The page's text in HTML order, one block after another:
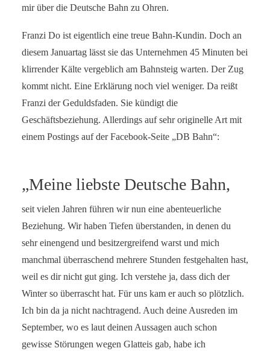
mir über die Deutsche Bahn zu Ohren.
Franzi Do ist eigentlich eine treue Bahn-Kundin. Doch an
diesem Januartag lässt sie das Unternehmen 45 Minuten bei
klirrender Kälte vergeblich am Bahnsteig warten. Der Zug
kommt nicht. Eine Erklärung noch viel weniger. Da reißt
Franzi der Geduldsfaden. Sie kündigt die
Geschäftsbeziehung. Allerdings auf sehr originelle Art mit
einem Postings auf der Facebook-Seite „DB Bahn“:
„Meine liebste Deutsche Bahn,
seit vielen Jahren führen wir nun eine abenteuerliche
Beziehung. Wir haben Tiefen überstanden, in denen du
sehr einengend und besitzergreifend warst und mich
manchmal überraschend mehrere Stunden festgehalten hast,
weil es dir nicht gut ging. Ich verstehe ja, dass dich der
Winter so überrascht hat. Für uns kam er auch so plötzlich.
Ich bin da ja nicht nachtragend. Auch deine Ausreden im
September, wo es laut deinen Aussagen auch schon
gewisse Störungen wegen Glatteis gab, habe ich